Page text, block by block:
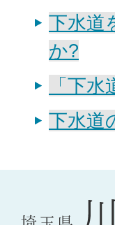
下水道
か?
「下
下水道